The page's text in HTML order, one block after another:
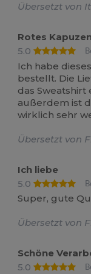
Übersetzt von
Rotes
5.0
Ich habe
bestellt. Die
das
außerdem ist
wirklich sehr
Übersetzt von
Ich liebe
5.0
Super, gute
Übersetzt von
Schöne
5.0